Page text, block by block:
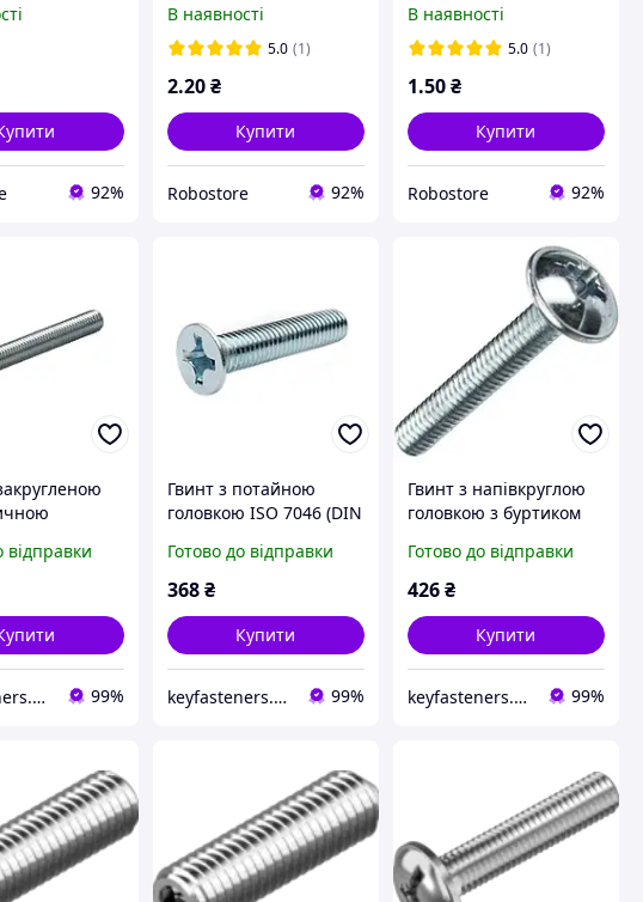
92%
шліцом (пластиковий)
В наявності
5.0 (1)
2.20 ₴
Купити
Robostore 92%
шестигранником
В наявності
5.0 (1)
1.50₴
Купити
Robostore 92%
к. м. 4.8
1000 шт./
відправки
keyfasteners.com.ua 99%
Гвинт з потайною
головкою ISO 7046 (DIN
м. 4.8 цинк білий 1000
шт./пачка
Готово до відправки
368 ₴
Купити
keyfasteners.com.ua 99%
Гвинт з напівкруглою
головкою з буртиком
к. м. 4.6 PZ+SL цинк
білий 1000 шт./пачка
Готово до відправки
426₴
Купити
keyfasteners.com.ua 99%